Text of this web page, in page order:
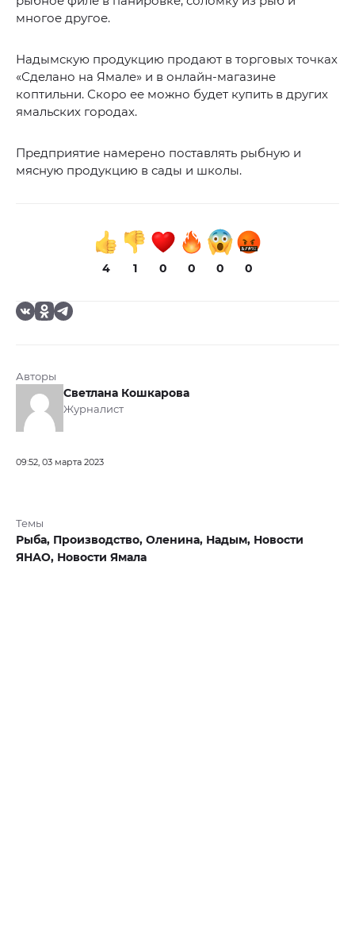
многое другое.
Надымскую продукцию продают в торговых точках
«Сделано на Ямале» и в онлайн-магазине
коптильни. Скоро ее можно будет купить в других
ямальских городах.
Предприятие намерено поставлять рыбную и
мясную продукцию в сады и школы.
4 1 0 0 0 0
Авторы
Светлана Кошкарова
Журналист
09:52, 03 марта 2023
Темы
Рыба, Производство, Оленина, Надым, Новости
ЯНАО, Новости Ямала